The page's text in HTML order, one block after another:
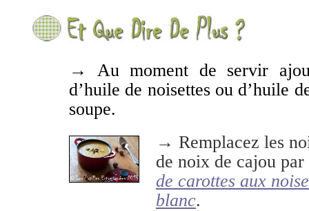
→ Au moment de servir
d’huile de noisettes ou d’huile
soupe.
→ Remplacez les
de noix de cajou
de carottes aux
blanc.